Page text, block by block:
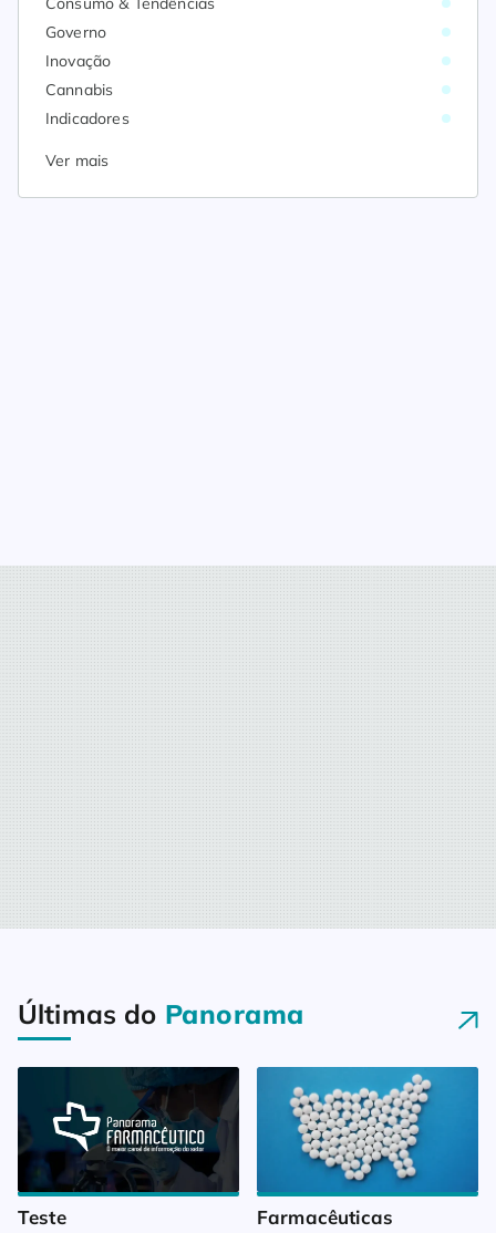
Governo
Inovação
Cannabis
Indicadores
Ver mais
Últimas do Panorama
Teste
Farmacêuticas